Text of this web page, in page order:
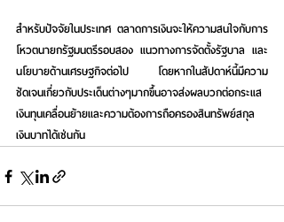
สำหรับปัจจัยในประเทศ ตลาดการเงินจะให้ความสนใจกับการ
โหวตนายกรัฐมนตรีรอบสอง แนวทางการจัดตั้งรัฐบาล และ
นโยบายด้านเศรษฐกิจต่อไป โดยหากในสัปดาห์นี้มีความ
ชัดเจนเกี่ยวกับประเด็นต่างๆมากขึ้นอาจส่งผลบวกต่อกระแส
เงินทุนเคลื่อนย้ายและความต้องการถือครองสินทรัพย์สกุล
เงินบาทได้เช่นกัน